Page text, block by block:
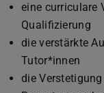
eine curriculare
Qualifizierung
die verstärkte
Tutor*innen
die